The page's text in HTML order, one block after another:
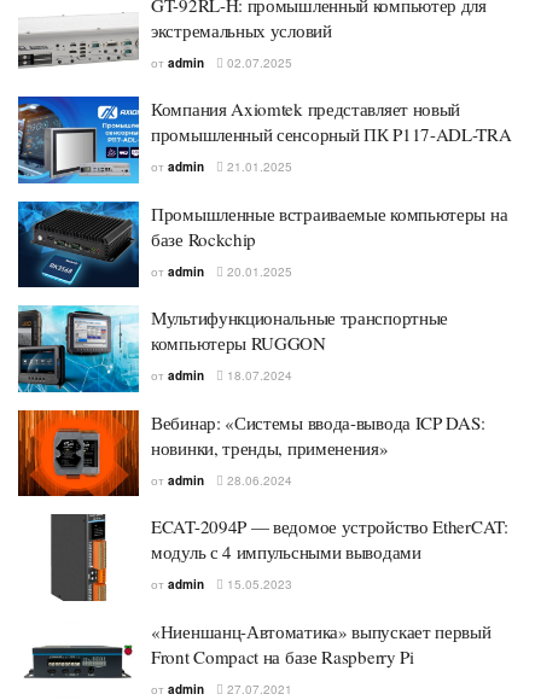
экстремальных условий
от admin 02.07.2025
Компания Axiomtek представляет новый
промышленный сенсорный ПК P117-ADL-TRA
от admin 21.01.2025
Промышленные встраиваемые компьютеры на
базе Rockchip
от admin 20.01.2025
Мультифункциональные транспортные
компьютеры RUGGON
от admin 18.07.2024
Вебинар: «Системы ввода-вывода ICP DAS:
новинки, тренды, применения»
от admin 28.06.2024
ECAT-2094P — ведомое устройство EtherCAT:
модуль с 4 импульсными выводами
от admin 15.05.2023
«Ниеншанц-Автоматика» выпускает первый
Front Compact на базе Raspberry Pi
от admin 27.07.2021